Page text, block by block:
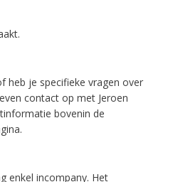
heb je specifieke vragen over
contact op met Jeroen
bovenin de
enkel incompany. Het